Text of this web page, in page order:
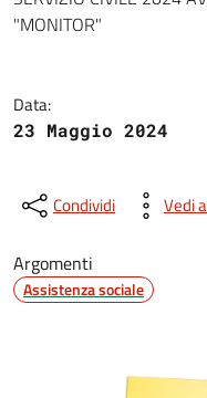
"MONITOR"
Data:
23 Maggio 2024
Condividi Vedi
Argomenti
Assistenza sociale